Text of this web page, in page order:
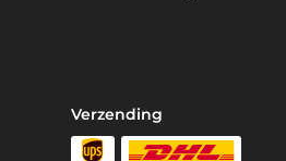
Verzending